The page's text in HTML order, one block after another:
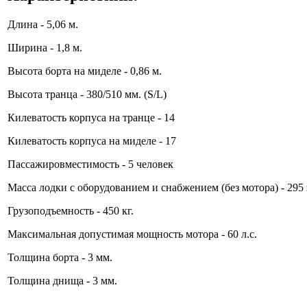
Длина - 5,06 м.
Ширина - 1,8 м.
Высота борта на миделе - 0,86 м.
Высота транца - 380/510 мм. (S/L)
Килеватость корпуса на транце - 14
Килеватость корпуса на миделе - 17
Пассажировместимость - 5 человек
Масса лодки с оборудованием и снабжением (без мотора) - 295
Грузоподъемность - 450 кг.
Максимальная допустимая мощность мотора - 60 л.с.
Толщина борта - 3 мм.
Толщина днища - 3 мм.